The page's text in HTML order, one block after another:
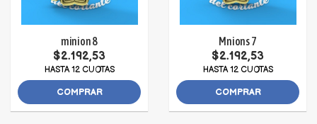
minion 8
$2.192,53
HASTA 12 CUOTAS
COMPRAR
Mnions 7
$2.192,53
HASTA 12 CUOTAS
COMPRAR